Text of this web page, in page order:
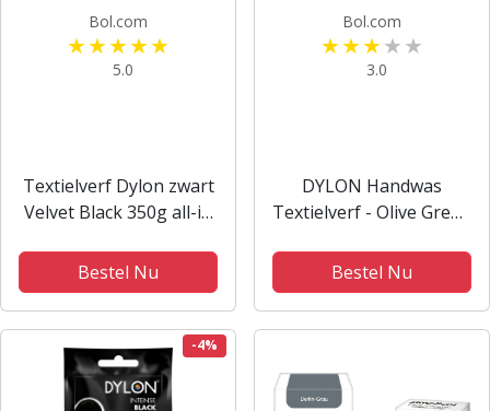
Bol.com
5.0
Textielverf Dylon zwart
Velvet Black 350g all-in
2 STUKS !
Bestel Nu
Bol.com
3.0
DYLON Handwas
Textielverf - Olive Green
Bestel Nu
-4%